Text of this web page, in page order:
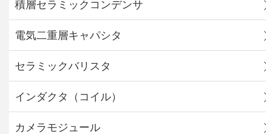
積層セラミックコンデンサ
電気二重層キャパシタ
セラミックバリスタ
インダクタ（コイル）
カメラモジュール